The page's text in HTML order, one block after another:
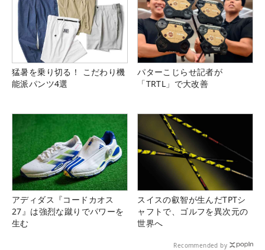
猛暑を乗り切る！ こだわり機
能派パンツ4選
パターこじらせ記者が
「TRTL」で大改善
アディダス『コードカオス
27』は強烈な蹴りでパワーを
生む
スイスの叡智が生んだTPTシ
ャフトで、ゴルフを異次元の
世界へ
Recommended by